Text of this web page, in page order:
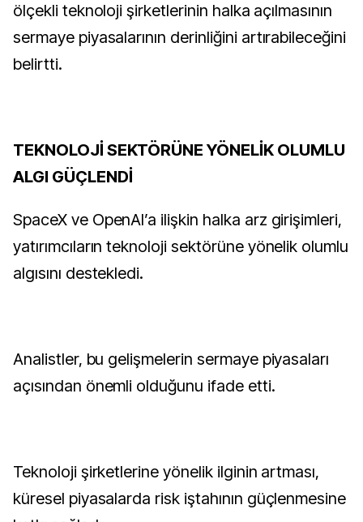
ölçekli teknoloji şirketlerinin halka açılmasının
sermaye piyasalarının derinliğini artırabileceğini
belirtti.
TEKNOLOJİ SEKTÖRÜNE YÖNELİK OLUMLU
ALGI GÜÇLENDİ
SpaceX ve OpenAI’a ilişkin halka arz girişimleri,
yatırımcıların teknoloji sektörüne yönelik olumlu
algısını destekledi.
Analistler, bu gelişmelerin sermaye piyasaları
açısından önemli olduğunu ifade etti.
Teknoloji şirketlerine yönelik ilginin artması,
küresel piyasalarda risk iştahının güçlenmesine